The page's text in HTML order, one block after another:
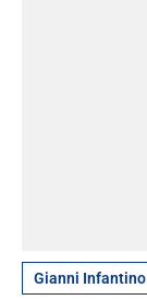
Gianni Infantino